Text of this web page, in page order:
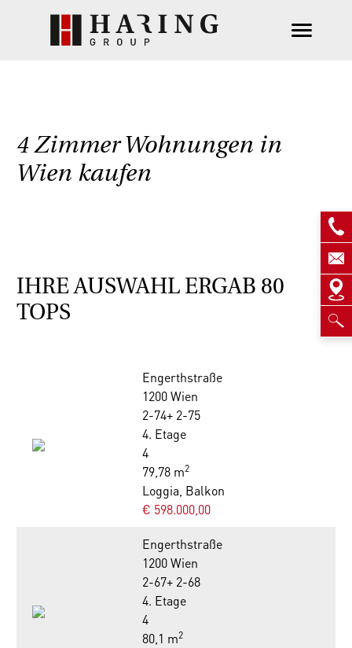
4 Zimmer Wohnungen in
Wien kaufen
IHRE AUSWAHL ERGAB 80
TOPS
Engerthstraße
1200 Wien
2-74+ 2-75
4. Etage
4
79,78 m2
Loggia, Balkon
€ 598.000,00
Engerthstraße
1200 Wien
2-67+ 2-68
4. Etage
4
80,1 m2